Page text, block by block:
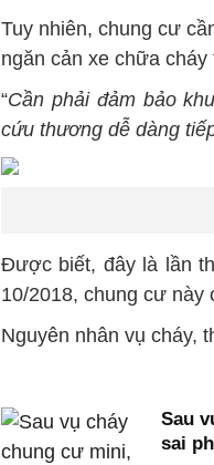
Tuy nhiên, chung cư
ngăn cản xe chữa
“Cần phải đảm bảo
cứu thương dễ dàng
Được biết, đây là lần
10/2018, chung cư này
Nguyên nhân vụ cháy,
Sau
sai